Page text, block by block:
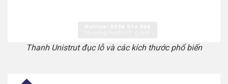
Thanh Unistrut đục lỗ và các kích thước phổ biến